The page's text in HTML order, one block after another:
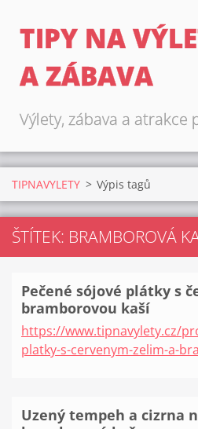
TIPY NA
A ZÁBAVA
Výlety, zábava a atrakce
TIPNAVYLETY > Výpis tagů
ŠTÍTEK: BRAMBOROVÁ
Pečené sójové plátky s
bramborovou kaší
https://www.tipnavylety.cz/
platky-s-cervenym-zelim-a-
Uzený tempeh a cizrna